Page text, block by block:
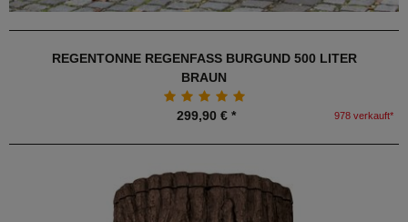
REGENTONNE REGENFASS BURGUND 500 LITER
BRAUN
299,90 € * 978 verkauft*